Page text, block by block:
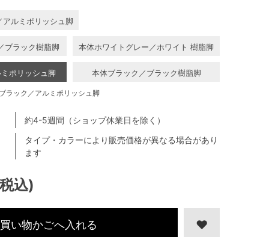
込)
タイプ・カラーにより販売価格が異なる場合があり
ます
約4-5週間（ショップ休業日を除く）
ルミポリッシュ脚
ブラック樹脂脚 本体ホワイトグレー／ホワイト 樹脂脚
ポリッシュ脚 本体ブラック／ブラック樹脂脚
ラック／アルミポリッシュ脚
買い物かごへ入れる